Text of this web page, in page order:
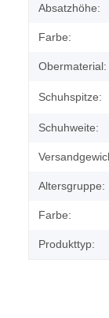
Absatzhöhe:
Farbe:
Obermaterial:
Schuhspitze:
Schuhweite:
Altersgruppe:
Farbe:
Produkttyp: